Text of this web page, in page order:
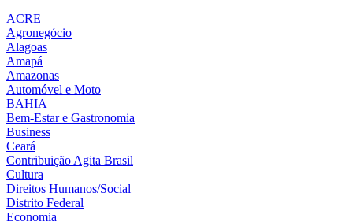
ACRE
Agronegócio
Alagoas
Amapá
Amazonas
Automóvel e Moto
BAHIA
Bem-Estar e Gastronomia
Business
Ceará
Contribuição Agita Brasil
Cultura
Direitos Humanos/Social
Distrito Federal
Economia